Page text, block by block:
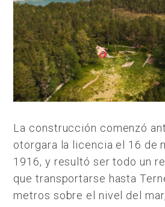
La construcción comenzó
otorgara la licencia el 16 de
1916, y resultó ser todo un
que transportarse hasta
metros sobre el nivel del